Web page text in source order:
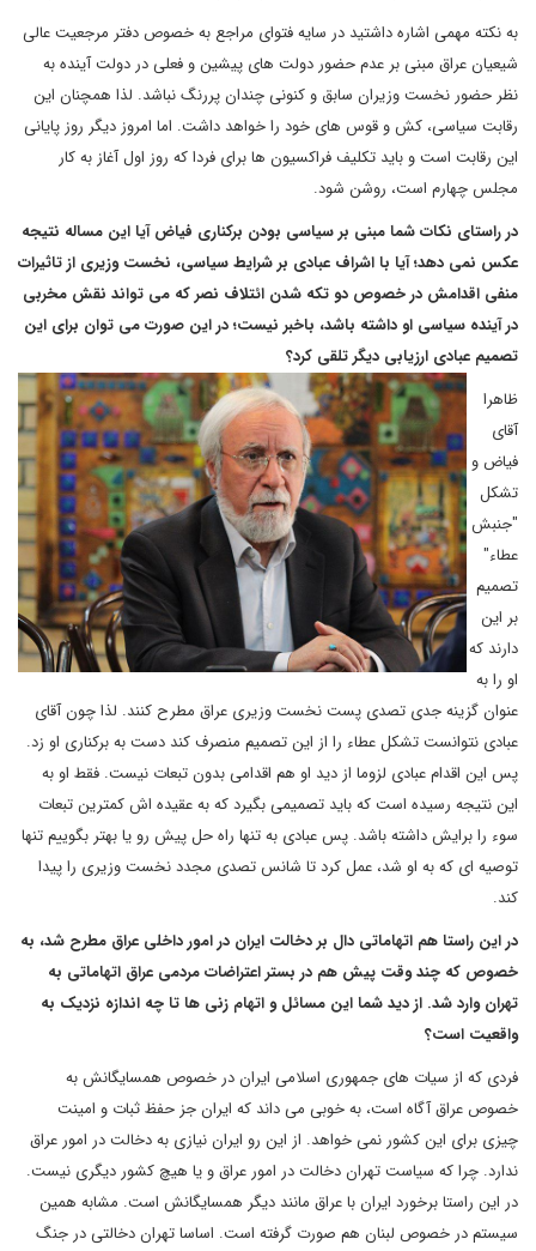
به نکته مهمی اشاره داشتید در سایه فتوای مراجع به خصوص دفتر مرجعیت عالی
شیعیان عراق مبنی بر عدم حضور دولت های پیشین و فعلی در دولت آینده به
نظر حضور نخست وزیران سابق و کنونی چندان پررنگ نباشد. لذا همچنان این
رقابت سیاسی، کش و قوس های خود را خواهد داشت. اما امروز دیگر روز پایانی
این رقابت است و باید تکلیف فراکسیون ها برای فردا که روز اول آغاز به کار
مجلس چهارم است، روشن شود.
در راستای نکات شما مبنی بر سیاسی بودن برکناری فیاض آیا این مساله نتیجه
عکس نمی دهد؛ آیا با اشراف عبادی بر شرایط سیاسی، نخست وزیری از تاثیرات
منفی اقدامش در خصوص دو تکه شدن ائتلاف نصر که می تواند نقش مخربی
در آینده سیاسی او داشته باشد، باخبر نیست؛ در این صورت می توان برای این
تصمیم عبادی ارزیابی دیگر تلقی کرد؟
ظاهرا
آقای
فیاض و
تشکل
"جنبش
عطاء"
تصمیم
بر این
دارند که
او را به
عنوان گزینه جدی تصدی پست نخست وزیری عراق مطرح کنند. لذا چون آقای
عبادی نتوانست تشکل عطاء را از این تصمیم منصرف کند دست به برکناری او زد.
پس این اقدام عبادی لزوما از دید او هم اقدامی بدون تبعات نیست. فقط او به
این نتیجه رسیده است که باید تصمیمی بگیرد که به عقیده اش کمترین تبعات
سوء را برایش داشته باشد. پس عبادی به تنها راه حل پیش رو یا بهتر بگوییم تنها
توصیه ای که به او شد، عمل کرد تا شانس تصدی مجدد نخست وزیری را پیدا
کند.
در این راستا هم اتهاماتی دال بر دخالت ایران در امور داخلی عراق مطرح شد، به
خصوص که چند وقت پیش هم در بستر اعتراضات مردمی عراق اتهاماتی به
تهران وارد شد. از دید شما این مسائل و اتهام زنی ها تا چه اندازه نزدیک به
واقعیت است؟
فردی که از سیات های جمهوری اسلامی ایران در خصوص همسایگانش به
خصوص عراق آگاه است، به خوبی می داند که ایران جز حفظ ثبات و امینت
چیزی برای این کشور نمی خواهد. از این رو ایران نیازی به دخالت در امور عراق
ندارد. چرا که سیاست تهران دخالت در امور عراق و یا هیچ کشور دیگری نیست.
در این راستا برخورد ایران با عراق مانند دیگر همسایگانش است. مشابه همین
سیستم در خصوص لبنان هم صورت گرفته است. اساسا تهران دخالتی در جنگ